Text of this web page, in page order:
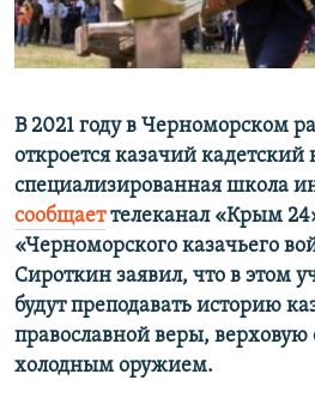
ELIFBE
УКРАИНСКАЯ ПРОБЛЕМА КРЫМА
В 2021 году в Черноморском
откроется казачий кадетский
специализированная школа
сообщаеттелеканал «Крым
«Черноморского казачьего
Сироткин заявил, что в этом
будут преподавать историю
православной веры, верховую
холодным оружием.